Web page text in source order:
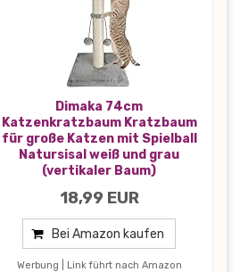
Dimaka 74cm
Katzenkratzbaum Kratzbaum
für große Katzen mit Spielball
Natursisal weiß und grau
(vertikaler Baum)
18,99 EUR
Bei Amazon kaufen
Werbung | Link führt nach Amazon